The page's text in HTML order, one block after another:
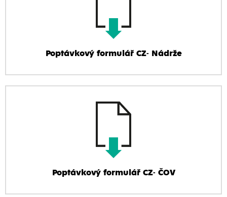
Poptávkový formulář CZ- Nádrže
Poptávkový formulář CZ- ČOV